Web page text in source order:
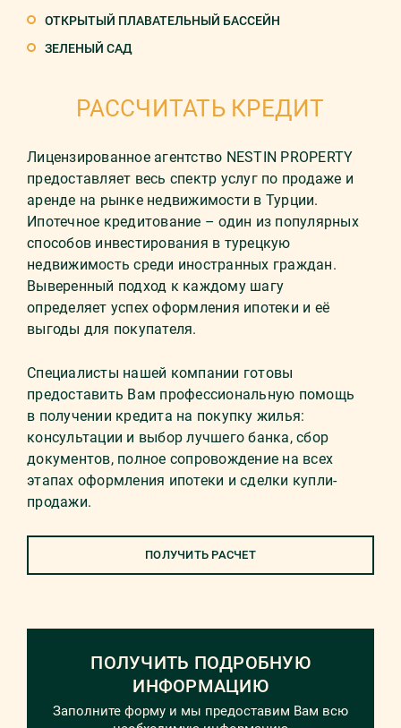
ОТКРЫТЫЙ ПЛАВАТЕЛЬНЫЙ БАССЕЙН
ЗЕЛЕНЫЙ САД
РАССЧИТАТЬ КРЕДИТ
Лицензированное агентство NESTIN PROPERTY
предоставляет весь спектр услуг по продаже и
аренде на рынке недвижимости в Турции.
Ипотечное кредитование – один из популярных
способов инвестирования в турецкую
недвижимость среди иностранных граждан.
Выверенный подход к каждому шагу
определяет успех оформления ипотеки и её
выгоды для покупателя.
Специалисты нашей компании готовы
предоставить Вам профессиональную помощь
в получении кредита на покупку жилья:
консультации и выбор лучшего банка, сбор
документов, полное сопровождение на всех
этапах оформления ипотеки и сделки купли-
продажи.
ПОЛУЧИТЬ РАСЧЕТ
ПОЛУЧИТЬ ПОДРОБНУЮ
ИНФОРМАЦИЮ
Заполните форму и мы предоставим Вам всю